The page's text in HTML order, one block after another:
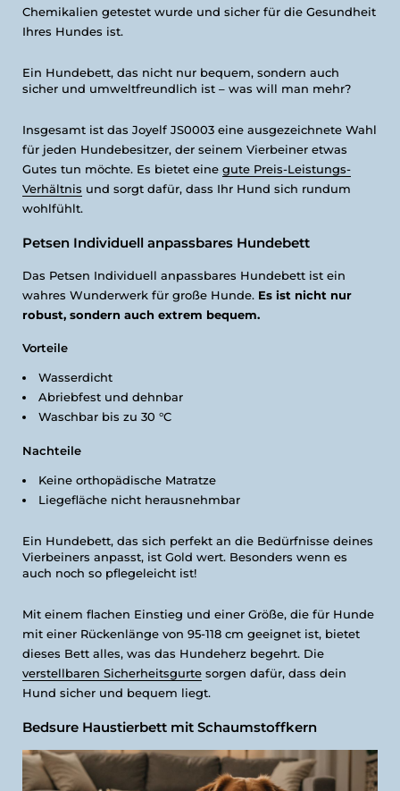
Chemikalien getestet wurde und sicher für die Gesundheit
Ihres Hundes ist.
Ein Hundebett, das nicht nur bequem, sondern auch
sicher und umweltfreundlich ist – was will man mehr?
Insgesamt ist das Joyelf JS0003 eine ausgezeichnete Wahl
für jeden Hundebesitzer, der seinem Vierbeiner etwas
Gutes tun möchte. Es bietet eine gute Preis-Leistungs-
Verhältnis und sorgt dafür, dass Ihr Hund sich rundum
wohlfühlt.
Petsen Individuell anpassbares Hundebett
Das Petsen Individuell anpassbares Hundebett ist ein
wahres Wunderwerk für große Hunde. Es ist nicht nur
robust, sondern auch extrem bequem.
Vorteile
Wasserdicht
Abriebfest und dehnbar
Waschbar bis zu 30 °C
Nachteile
Keine orthopädische Matratze
Liegefläche nicht herausnehmbar
Ein Hundebett, das sich perfekt an die Bedürfnisse deines
Vierbeiners anpasst, ist Gold wert. Besonders wenn es
auch noch so pflegeleicht ist!
Mit einem flachen Einstieg und einer Größe, die für Hunde
mit einer Rückenlänge von 95-118 cm geeignet ist, bietet
dieses Bett alles, was das Hundeherz begehrt. Die
verstellbaren Sicherheitsgurte sorgen dafür, dass dein
Hund sicher und bequem liegt.
Bedsure Haustierbett mit Schaumstoffkern